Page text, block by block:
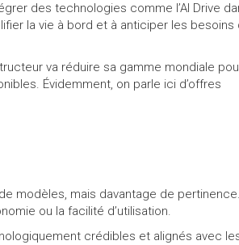
des technologies comme l’AI Drive
la vie à bord et à anticiper les besoins
va réduire sa gamme mondiale
Évidemment, on parle ici d’offres
modèles, mais davantage de
ou la facilité d’utilisation.
crédibles et alignés avec